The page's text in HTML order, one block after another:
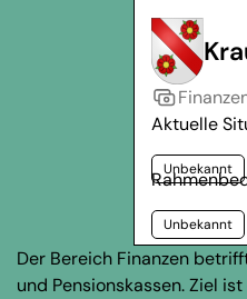
Aktuelle
Unbekannt
Unbekannt
Der Bereich Finanzen
und Pensionskassen. Ziel